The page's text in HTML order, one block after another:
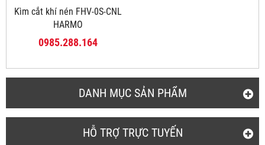
DANH MỤC SẢN PHẨM
HỖ TRỢ TRỰC TUYẾN
Kìm cắt khí nén FHV-0S-CNL
HARMO
0985.288.164